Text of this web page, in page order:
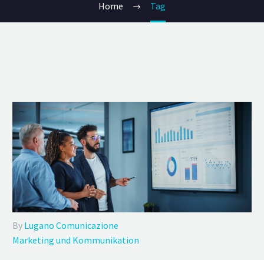
Home Tag
By Lugano Comunicazione
Marketing und Kommunikation